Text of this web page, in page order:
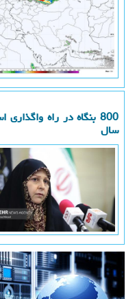
سال